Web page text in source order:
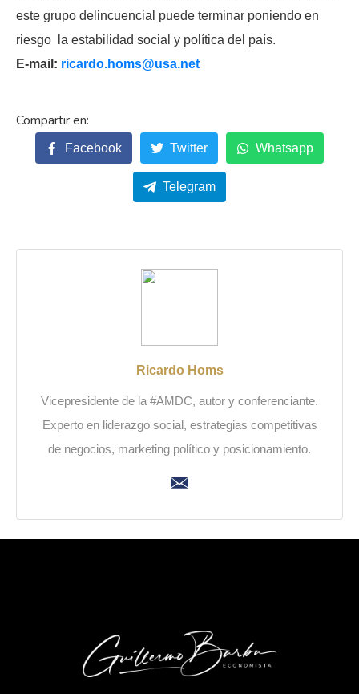
este grupo delincuencial puede terminar poniendo en
riesgo la estabilidad social y política del país.
E-mail: ricardo.homs@usa.net
Facebook Twitter Whatsapp
Telegram
Ricardo Homs
Vicepresidente de la #AMDC, autor y conferenciante.
Experto en liderazgo social, estrategias competitivas
de negocios, marketing político y posicionamiento.